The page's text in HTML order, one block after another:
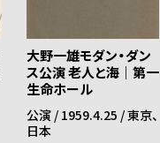
大野一雄モダン・ダン
ス公演 老人と海｜第一
生命ホール
公演 / 1959.4.25 / 東京、
日本